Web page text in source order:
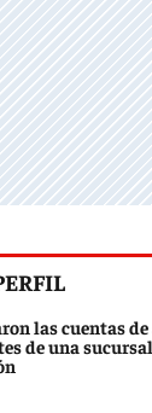
las cuentas
de una